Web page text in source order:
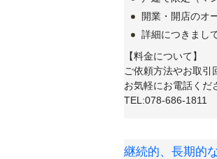
開業・開店のオ
詳細につきまし
【料金について】
ご依頼方法やお取引
お気軽にお電話くだ
TEL:078-686-1811
継続的、長期的